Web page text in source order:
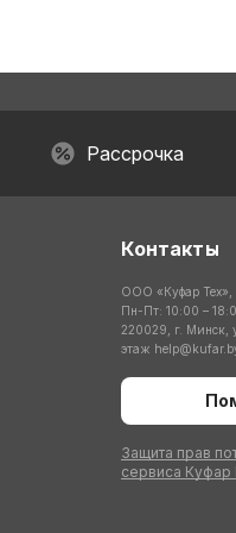
Рассрочка
Контакты
ООО «Куфар Тех»,
Пн-Пт: 10:00 –
220029, г. Минск,
этаж
Защита прав
сервиса Куфар